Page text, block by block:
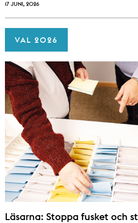
17 JUNI, 2026
VAL 2026
Läsarna: Stoppa fusket och